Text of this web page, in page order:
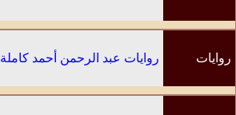
روايات روايات عبد الرحمن أحمد كاملة